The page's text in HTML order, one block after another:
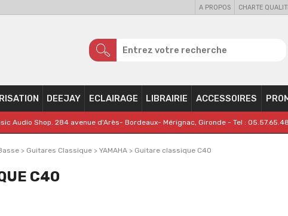
A PROPOS CHARTE
DEEJAY ECLAIRAGE LIBRAIRIE ACCESSOIRES
Audio Shop. 284 avenue d'Arès- Bordeaux- Mérignac, Gironde - Tel :
> Guitares Classique > YAMAHA > Guitare classique C40
C40